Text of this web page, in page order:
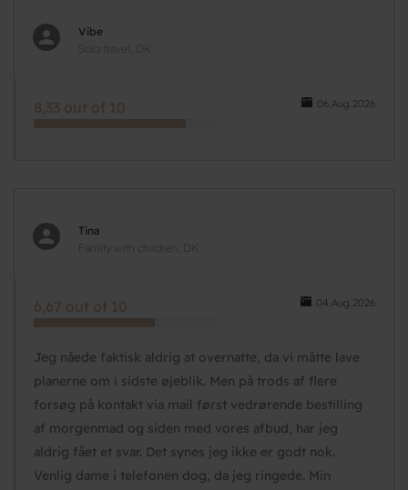
Vibe
Solo travel, DK
06.Aug.2026
8,33 out of 10
Tina
Family with children, DK
04.Aug.2026
6,67 out of 10
Jeg nåede faktisk aldrig at overnatte, da vi måtte lave
planerne om i sidste øjeblik. Men på trods af flere
forsøg på kontakt via mail først vedrørende bestilling
af morgenmad og siden med vores afbud, har jeg
aldrig fået et svar. Det synes jeg ikke er godt nok.
Venlig dame i telefonen dog, da jeg ringede. Min